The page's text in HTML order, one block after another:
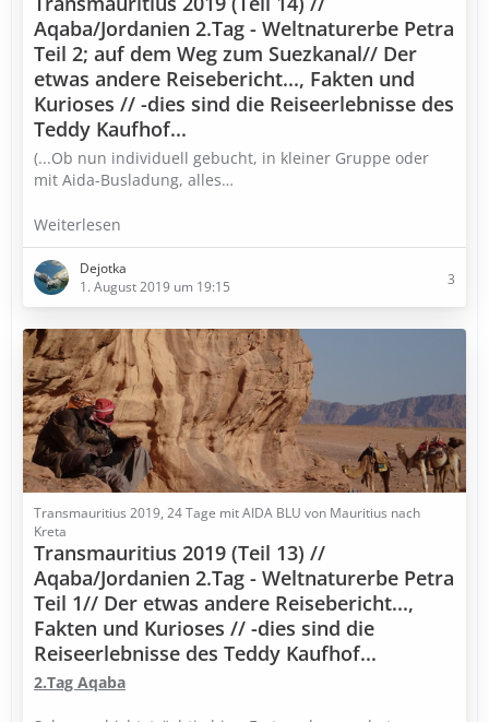
Aqaba/Jordanien 2.Tag - Weltnaturerbe Petra
Teil 2; auf dem Weg zum Suezkanal// Der
etwas andere Reisebericht..., Fakten und
Kurioses // -dies sind die Reiseerlebnisse des
Teddy Kaufhof...
(...Ob nun individuell gebucht, in kleiner Gruppe oder
mit Aida-Busladung, alles…
Weiterlesen
Dejotka
1. August 2019 um 19:15
3
Transmauritius 2019, 24 Tage mit AIDA BLU von Mauritius nach
Kreta
Transmauritius 2019 (Teil 13) //
Aqaba/Jordanien 2.Tag - Weltnaturerbe Petra
Teil 1// Der etwas andere Reisebericht...,
Fakten und Kurioses // -dies sind die
Reiseerlebnisse des Teddy Kaufhof...
2.Tag Aqaba